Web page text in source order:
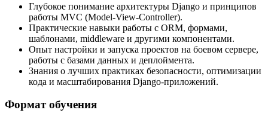
Глубокое понимание архитектуры Django и принципов
работы MVC (Model-View-Controller).
Практические навыки работы с ORM, формами,
шаблонами, middleware и другими компонентами.
Опыт настройки и запуска проектов на боевом сервере,
работы с базами данных и деплоймента.
Знания о лучших практиках безопасности, оптимизации
кода и масштабирования Django-приложений.
Формат обучения